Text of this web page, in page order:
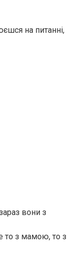
на питанні,
вони з
то з мамою, то з